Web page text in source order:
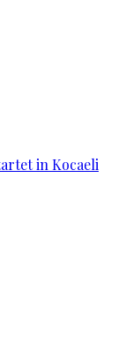
in Kocaeli